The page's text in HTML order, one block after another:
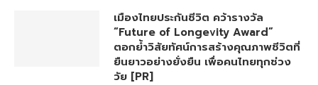
เมืองไทยประกันชีวิต คว้ารางวัล
“Future of Longevity Award”
ตอกย้ำวิสัยทัศน์การสร้างคุณภาพชีวิตที่
ยืนยาวอย่างยั่งยืน เพื่อคนไทยทุกช่วง
วัย [PR]